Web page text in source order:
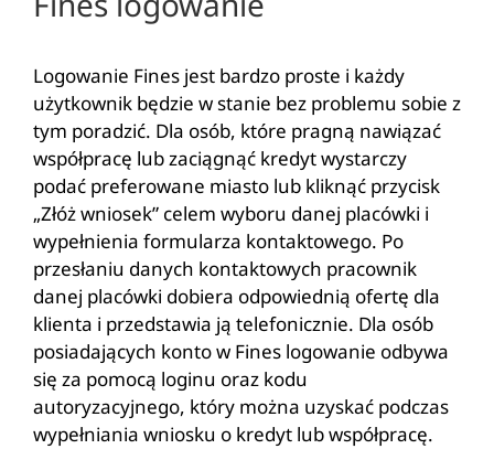
Logowanie Fines jest bardzo proste i każdy
użytkownik będzie w stanie bez problemu sobie z
tym poradzić. Dla osób, które pragną nawiązać
współpracę lub zaciągnąć kredyt wystarczy
podać preferowane miasto lub kliknąć przycisk
„Złóż wniosek” celem wyboru danej placówki i
wypełnienia formularza kontaktowego. Po
przesłaniu danych kontaktowych pracownik
danej placówki dobiera odpowiednią ofertę dla
klienta i przedstawia ją telefonicznie. Dla osób
posiadających konto w Fines logowanie odbywa
się za pomocą loginu oraz kodu
autoryzacyjnego, który można uzyskać podczas
wypełniania wniosku o kredyt lub współpracę.